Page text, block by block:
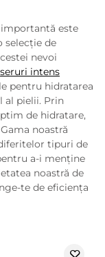
este
selecție de
nevoi
seruri intens
pentru hidratarea
al pielii. Prin
de hidratare,
noastră
tipuri de
a-i menține
noastră de
te de eficiența